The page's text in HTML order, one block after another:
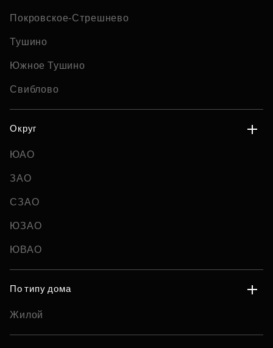
Покровское-Стрешнево
Тушино
Южное Тушино
Свиблово
Округ
ЮАО
ЗАО
СЗАО
ЮЗАО
ЮВАО
По типу дома
Жилой